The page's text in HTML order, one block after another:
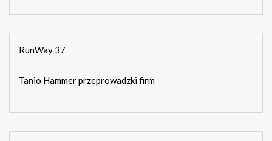
RunWay 37
Tanio Hammer przeprowadzki firm